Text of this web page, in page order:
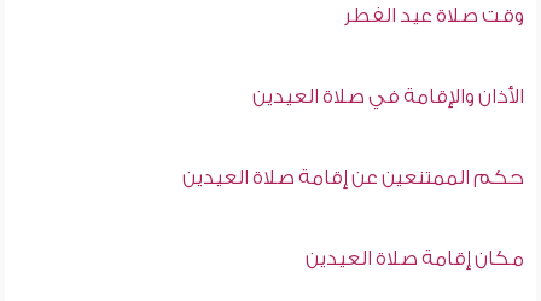
وقت صلاة عيد الفطر
الأذان والإقامة في صلاة العيدين
حكم الممتنعين عن إقامة صلاة العيدين
مكان إقامة صلاة العيدين